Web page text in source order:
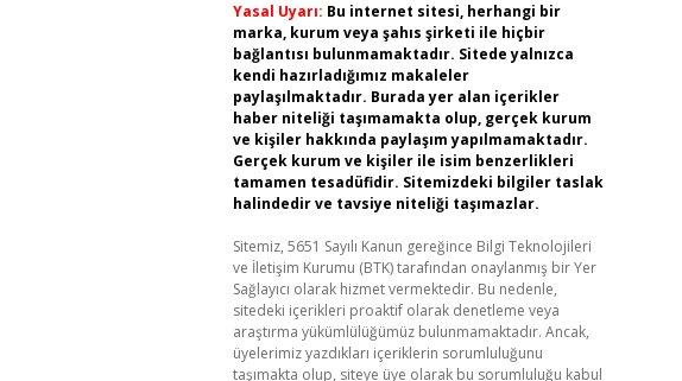
Yasal Uyarı: Bu internet sitesi, herhangi bir
marka, kurum veya şahıs şirketi ile hiçbir
bağlantısı bulunmamaktadır. Sitede yalnızca
kendi hazırladığımız makaleler
paylaşılmaktadır. Burada yer alan içerikler
haber niteliği taşımamakta olup, gerçek kurum
ve kişiler hakkında paylaşım yapılmamaktadır.
Gerçek kurum ve kişiler ile isim benzerlikleri
tamamen tesadüfidir. Sitemizdeki bilgiler taslak
halindedir ve tavsiye niteliği taşımazlar.
Sitemiz, 5651 Sayılı Kanun gereğince Bilgi Teknolojileri
ve İletişim Kurumu (BTK) tarafından onaylanmış bir Yer
Sağlayıcı olarak hizmet vermektedir. Bu nedenle,
sitedeki içerikleri proaktif olarak denetleme veya
araştırma yükümlülüğümüz bulunmamaktadır. Ancak,
üyelerimiz yazdıkları içeriklerin sorumluluğunu
taşımakta olup, siteye üye olarak bu sorumluluğu kabul